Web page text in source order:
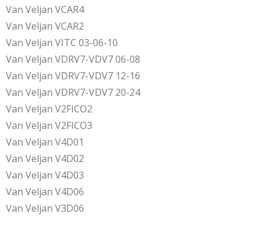
Van Veljan VCAR4
Van Veljan VCAR2
Van Veljan VITC 03-06-10
Van Veljan VDRV7-VDV7 06-08
Van Veljan VDRV7-VDV7 12-16
Van Veljan VDRV7-VDV7 20-24
Van Veljan V2FICO2
Van Veljan V2FICO3
Van Veljan V4D01
Van Veljan V4D02
Van Veljan V4D03
Van Veljan V4D06
Van Veljan V3D06